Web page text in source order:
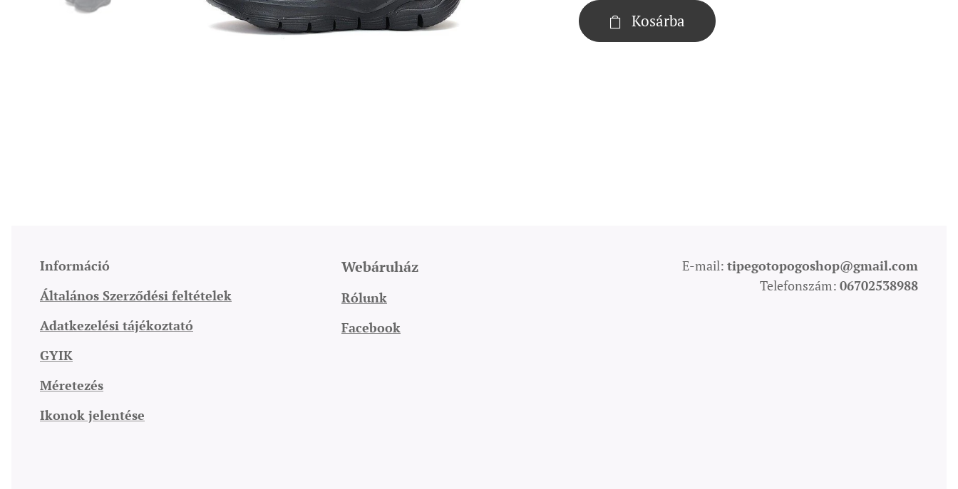
Kosárba
Információ
Általános Szerződési feltételek
Adatkezelési tájékoztató
GYIK
Méretezés
Ikonok jelentése
Webáruház
Rólunk
Facebook
E-mail: tipegotopogoshop@gmail.com
Telefonszám: 06702538988